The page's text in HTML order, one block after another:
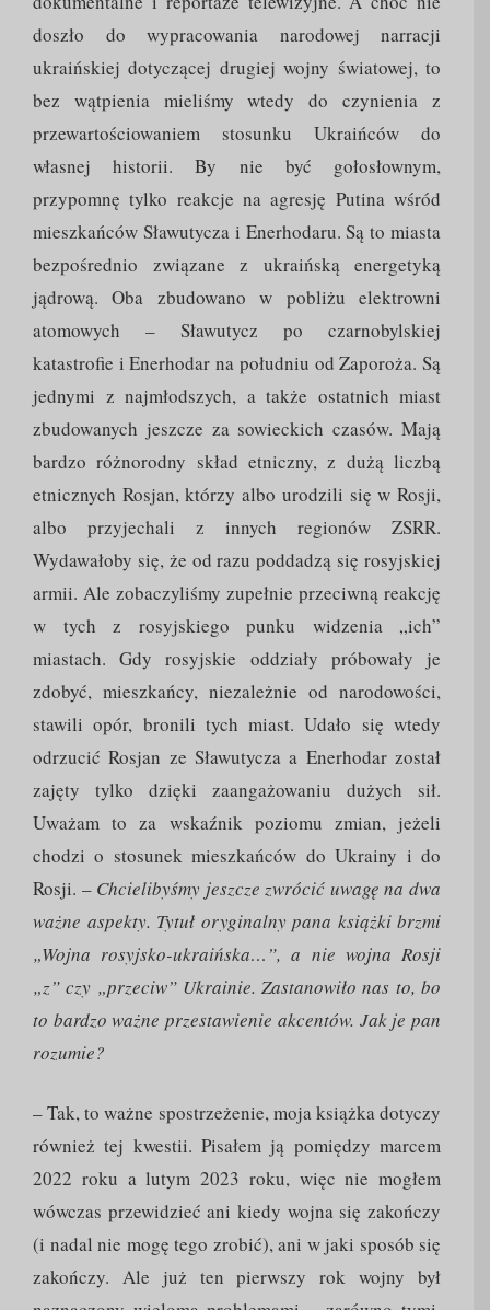
doszło do wypracowania narodowej narracji
ukraińskiej dotyczącej drugiej wojny światowej, to
bez wątpienia mieliśmy wtedy do czynienia z
przewartościowaniem stosunku Ukraińców do
własnej historii. By nie być gołosłownym,
przypomnę tylko reakcje na agresję Putina wśród
mieszkańców Sławutycza i Enerhodaru. Są to miasta
bezpośrednio związane z ukraińską energetyką
jądrową. Oba zbudowano w pobliżu elektrowni
atomowych – Sławutycz po czarnobylskiej
katastrofie i Enerhodar na południu od Zaporoża. Są
jednymi z najmłodszych, a także ostatnich miast
zbudowanych jeszcze za sowieckich czasów. Mają
bardzo różnorodny skład etniczny, z dużą liczbą
etnicznych Rosjan, którzy albo urodzili się w Rosji,
albo przyjechali z innych regionów ZSRR.
Wydawałoby się, że od razu poddadzą się rosyjskiej
armii. Ale zobaczyliśmy zupełnie przeciwną reakcję
w tych z rosyjskiego punku widzenia „ich”
miastach. Gdy rosyjskie oddziały próbowały je
zdobyć, mieszkańcy, niezależnie od narodowości,
stawili opór, bronili tych miast. Udało się wtedy
odrzucić Rosjan ze Sławutycza a Enerhodar został
zajęty tylko dzięki zaangażowaniu dużych sił.
Uważam to za wskaźnik poziomu zmian, jeżeli
chodzi o stosunek mieszkańców do Ukrainy i do
Rosji. – Chcielibyśmy jeszcze zwrócić uwagę na dwa
ważne aspekty. Tytuł oryginalny pana książki brzmi
„Wojna rosyjsko-ukraińska…”, a nie wojna Rosji
„z” czy „przeciw” Ukrainie. Zastanowiło nas to, bo
to bardzo ważne przestawienie akcentów. Jak je pan
rozumie?
– Tak, to ważne spostrzeżenie, moja książka dotyczy
również tej kwestii. Pisałem ją pomiędzy marcem
2022 roku a lutym 2023 roku, więc nie mogłem
wówczas przewidzieć ani kiedy wojna się zakończy
(i nadal nie mogę tego zrobić), ani w jaki sposób się
zakończy. Ale już ten pierwszy rok wojny był